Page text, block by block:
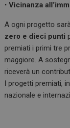
•Vicinanza
A ogni progetto
zero e dieci punti
premiati i primi tre
maggiore. A
riceverà un
I progetti premiati,
nazionale e